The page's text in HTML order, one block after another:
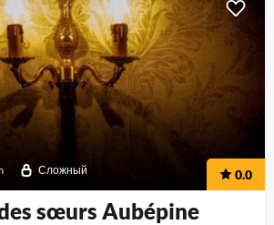
Сложный 0.0
sœurs Aubépine